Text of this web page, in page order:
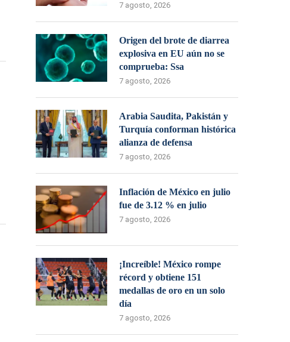
7 agosto, 2026
Origen del brote de diarrea
explosiva en EU aún no se
comprueba: Ssa
7 agosto, 2026
Arabia Saudita, Pakistán y
Turquía conforman histórica
alianza de defensa
7 agosto, 2026
Inflación de México en julio
fue de 3.12 % en julio
7 agosto, 2026
¡Increíble! México rompe
récord y obtiene 151
medallas de oro en un solo
día
7 agosto, 2026